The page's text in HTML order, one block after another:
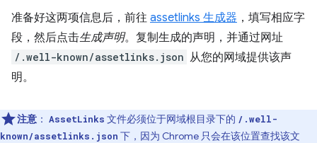
准备好这两项信息后，前往 assetlinks 生成器 ，填写相应字
段，然后点击生成声明。复制生成的声明，并通过网址
/.well-known/assetlinks.json 从您的网域提供该声
明。
注意 ： AssetLinks 文件必须位于网域根目录下的 /.well-
known/assetlinks.json 下，因为 Chrome 只会在该位置查找该文